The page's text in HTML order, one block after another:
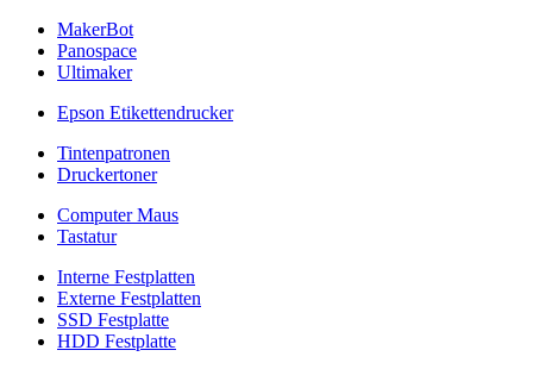
MakerBot
Panospace
Ultimaker
Epson Etikettendrucker
Tintenpatronen
Druckertoner
Computer Maus
Tastatur
Interne Festplatten
Externe Festplatten
SSD Festplatte
HDD Festplatte